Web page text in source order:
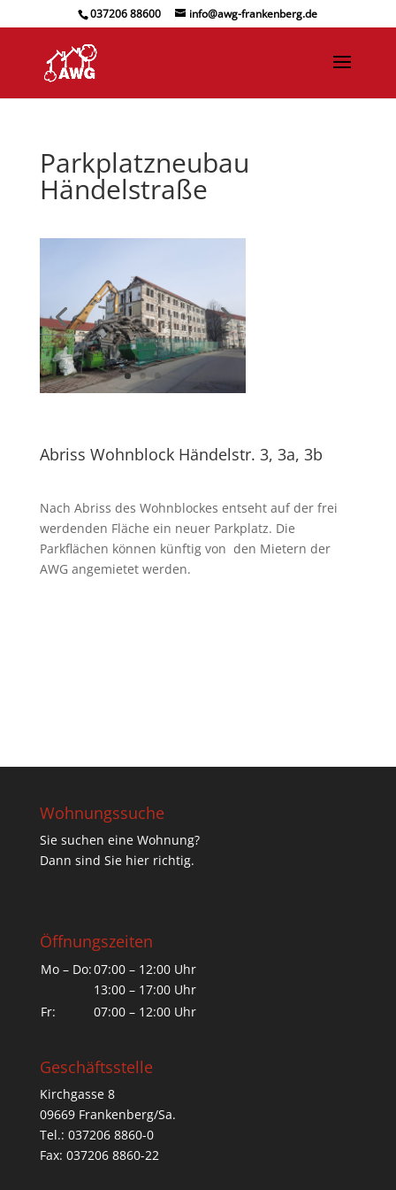
037206 88600 info@awg-frankenberg.de
Parkplatzneubau
Händelstraße
Abriss Wohnblock Händelstr. 3, 3a, 3b
Nach Abriss des Wohnblockes entseht auf der frei
werdenden Fläche ein neuer Parkplatz. Die
Parkflächen können künftig von den Mietern der
AWG angemietet werden.
Wohnungssuche
Sie suchen eine Wohnung?
Dann sind Sie hier richtig.
Öffnungszeiten
Mo – Do:07:00 – 12:00 Uhr
13:00 – 17:00 Uhr
Fr:
07:00 – 12:00 Uhr
Geschäftsstelle
Kirchgasse 8
09669 Frankenberg/Sa.
Tel.: 037206 8860-0
Fax: 037206 8860-22